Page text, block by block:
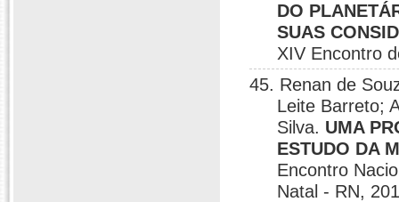
DO
SUAS
XIV Encontro
45. Renan de
Leite Barreto;
Silva. UMA
ESTUDO DA
Encontro
Natal - RN,